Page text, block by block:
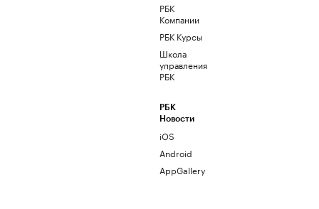
РБК
Компании
РБК Курсы
Школа
управления
РБК
РБК
Новости
iOS
Android
AppGallery